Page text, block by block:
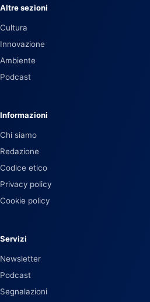
Altre sezioni
Cultura
Innovazione
Ambiente
Podcast
Informazioni
Chi siamo
Redazione
Codice etico
Privacy policy
Cookie policy
Servizi
Newsletter
Podcast
Segnalazioni